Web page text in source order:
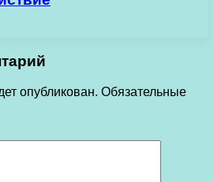
опубликован. Обязательные